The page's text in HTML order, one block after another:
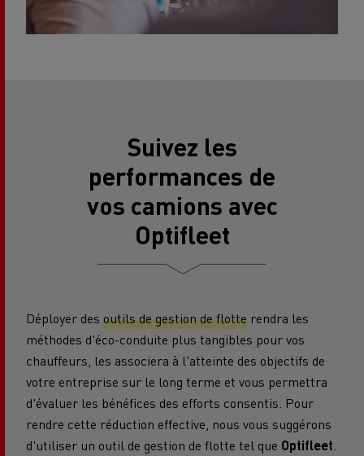
Suivez les
performances de
vos camions avec
Optifleet
Déployer des outils de gestion de flotte rendra les
méthodes d'éco-conduite plus tangibles pour vos
chauffeurs, les associera à l'atteinte des objectifs de
votre entreprise sur le long terme et vous permettra
d'évaluer les bénéfices des efforts consentis. Pour
rendre cette réduction effective, nous vous suggérons
d'utiliser un outil de gestion de flotte tel que Optifleet